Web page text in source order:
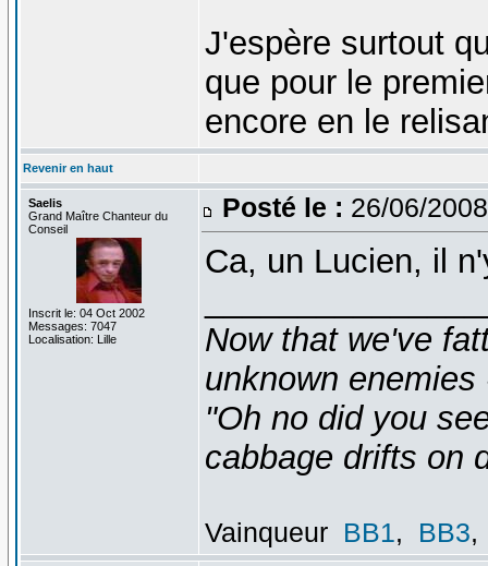
J'espère surtout
que pour le
encore en le
Revenir en haut
Saelis
Grand Maître Chanteur du
Conseil
Inscrit le: 04 Oct 2002
Messages: 7047
Localisation: Lille
Posté le : 26/06/
Ca, un Lucien, il
Now that we've
unknown
"Oh no did you
cabbage drifts on
Vainqueur BB1, BB3,